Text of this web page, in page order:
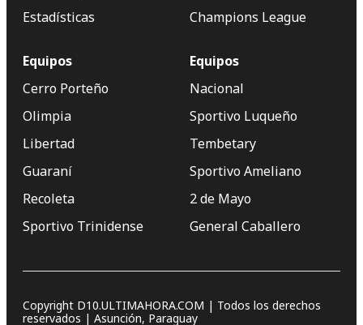
Estadísticas
Champions League
Equipos
Cerro Porteño
Olimpia
Libertad
Guaraní
Recoleta
Sportivo Trinidense
Equipos
Nacional
Sportivo Luqueño
Tembetary
Sportivo Ameliano
2 de Mayo
General Caballero
Copyright D10.ULTIMAHORA.COM | Todos los derechos
reservados | Asunción, Paraguay